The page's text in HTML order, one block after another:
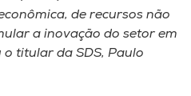
de recursos não
a inovação do setor em
titular da SDS, Paulo